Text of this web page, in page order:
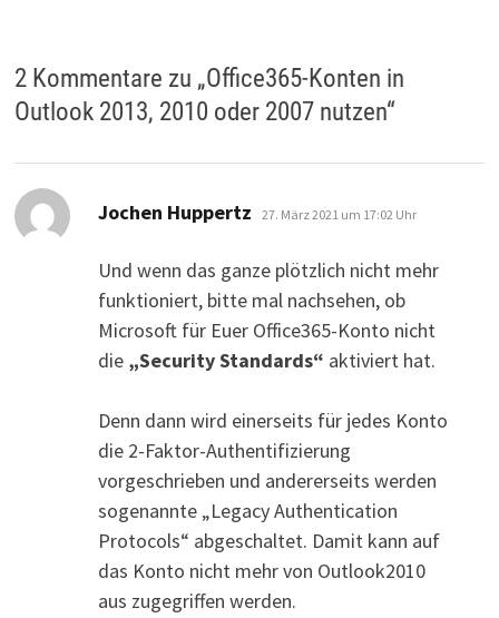
2 Kommentare zu „Office365-Konten in
Outlook 2013, 2010 oder 2007 nutzen“
Jochen Huppertz sagt:
27. März 2021 um 17:02 Uhr
Und wenn das ganze plötzlich nicht mehr
funktioniert, bitte mal nachsehen, ob
Microsoft für Euer Office365-Konto nicht
die „Security Standards“ aktiviert hat.
Denn dann wird einerseits für jedes Konto
die 2-Faktor-Authentifizierung
vorgeschrieben und andererseits werden
sogenannte „Legacy Authentication
Protocols“ abgeschaltet. Damit kann auf
das Konto nicht mehr von Outlook2010
aus zugegriffen werden.